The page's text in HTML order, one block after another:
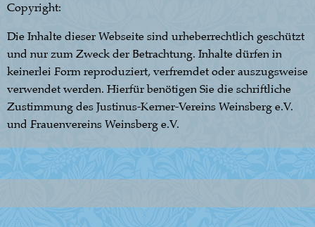
Copyright:
Die Inhalte dieser Webseite sind urheberrechtlich geschützt
und nur zum Zweck der Betrachtung. Inhalte dürfen in
keinerlei Form reproduziert, verfremdet oder auszugsweise
verwendet werden. Hierfür benötigen Sie die schriftliche
Zustimmung des Justinus-Kerner-Vereins Weinsberg e.V.
und Frauenvereins Weinsberg e.V.